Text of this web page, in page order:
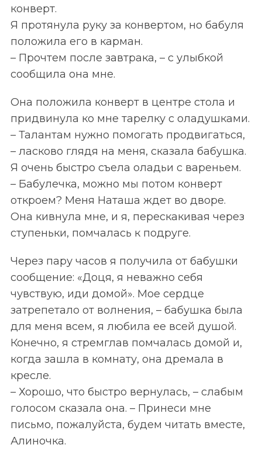
конверт.
Я протянула руку за конвертом, но бабуля
положила его в карман.
– Прочтем после завтрака, – с улыбкой
сообщила она мне.
Она положила конверт в центре стола и
придвинула ко мне тарелку с оладушками.
– Талантам нужно помогать продвигаться,
– ласково глядя на меня, сказала бабушка.
Я очень быстро съела оладьи с вареньем.
– Бабулечка, можно мы потом конверт
откроем? Меня Наташа ждет во дворе.
Она кивнула мне, и я, перескакивая через
ступеньки, помчалась к подруге.
Через пару часов я получила от бабушки
сообщение: «Доця, я неважно себя
чувствую, иди домой». Мое сердце
затрепетало от волнения, – бабушка была
для меня всем, я любила ее всей душой.
Конечно, я стремглав помчалась домой и,
когда зашла в комнату, она дремала в
кресле.
– Хорошо, что быстро вернулась, – слабым
голосом сказала она. – Принеси мне
письмо, пожалуйста, будем читать вместе,
Алиночка.